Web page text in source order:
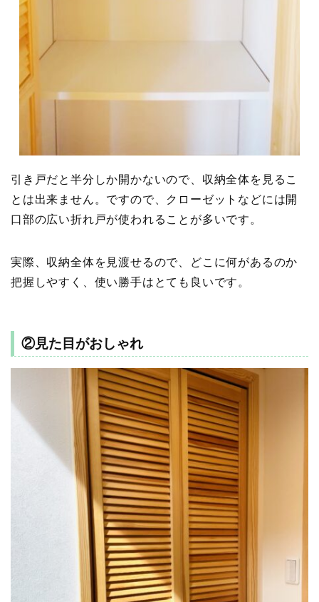
引き戸だと半分しか開かないので、収納全体を見るこ
とは出来ません。ですので、クローゼットなどには開
口部の広い折れ戸が使われることが多いです。
実際、収納全体を見渡せるので、どこに何があるのか
把握しやすく、使い勝手はとても良いです。
②見た目がおしゃれ